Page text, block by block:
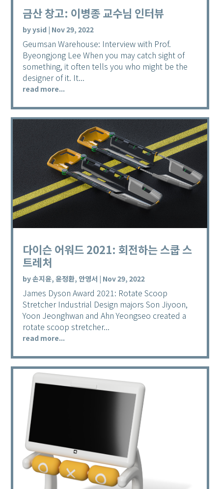
금산 창고: 이병종 교수님 인터뷰
byysid | Nov 29, 2022
Geumsan Warehouse: Interview with Prof.
Byeongjong Lee When you may catch sight of
something, it often tells you who might be the
designer of it. It...
read more...
다이슨 어워드 2021: 회전하는 스쿱 스
트레처
by손지윤, 윤정환, 안영서 | Nov 29, 2022
James Dyson Award 2021: Rotate Scoop
Stretcher Industrial Design majors Son Jiyoon,
Yoon Jeonghwan and Ahn Yeongseo created a
rotate scoop stretcher...
read more...